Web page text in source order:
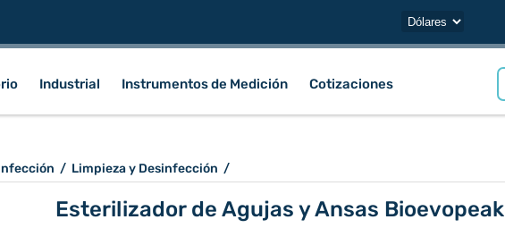
Industrial Instrumentos de Medición Cotizaciones
/ Limpieza y Desinfección /
Esterilizador de Agujas y Ansas Bioevopeak